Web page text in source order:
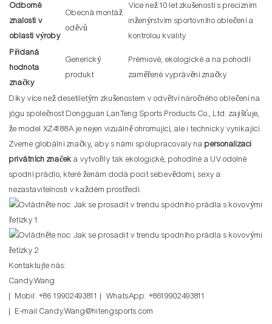
Odborné
znalosti v
oblasti výroby
Obecná montáž
oděvů
Více než 10 let zkušeností s precizním
inženýrstvím sportovního oblečení a
kontrolou kvality
Přidaná
hodnota
značky
Generický
produkt
Prémiové, ekologické a na pohodlí
zaměřené vyprávění značky
Díky více než desetiletým zkušenostem v odvětví náročného oblečení na
jógu společnost Dongguan LanTeng Sports Products Co., Ltd. zajišťuje,
že model XZ4188A je nejen vizuálně ohromující, ale i technicky vynikající.
Zveme globální značky, aby s námi spolupracovaly na personalizaci
privátních značek a vytvořily tak ekologické, pohodlné a UV odolné
spodní prádlo, které ženám dodá pocit sebevědomí, sexy a
nezastavitelnosti v každém prostředí.
Kontaktujte nás:
Candy.Wang
| Mobil: +86 19902493811 | WhatsApp: +8619902493811
| E-mail:Candy.Wang@hitengsports.com